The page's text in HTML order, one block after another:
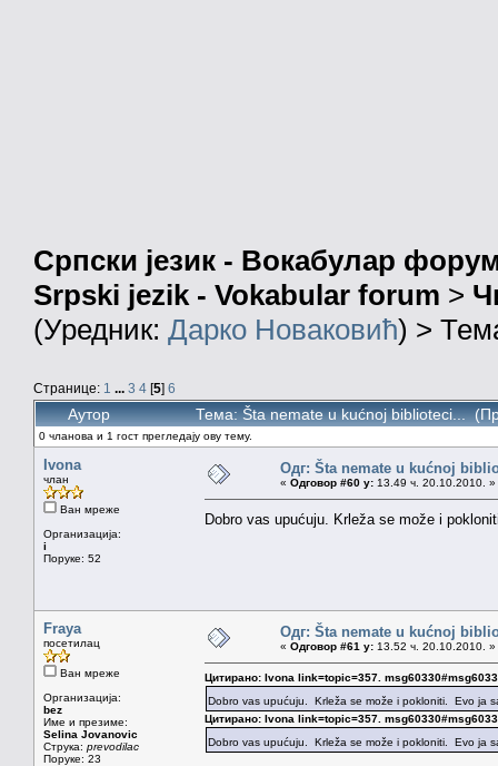
Српски језик - Вокабулар
Srpski jezik - Vokabular forum >
(Уредник: Дарко Новаковић) >
Странице: 1 ... 3 4 [5] 6
Аутор Тема: Šta nemate u kućnoj biblioteci...
0 чланова и 1 гост прегледају ову тему.
Ivona
члан
Ван мреже
Организација:
i
Поруке: 52
Одг: Šta nemate u kućnoj
« Одговор #60 у: 13.49 ч. 20.10.2010. »
Dobro vas upućuju. Krleža se može i
Fraya
посетилац
Ван мреже
Организација:
bez
Име и презиме:
Selina Jovanovic
Струка: prevodilac
Поруке: 23
Одг: Šta nemate u kućnoj
« Одговор #61 у: 13.52 ч. 20.10.2010. »
Цитирано: Ivona link=topic=357.
Dobro vas upućuju. Krleža se može i pokloniti. Evo ja
Цитирано: Ivona link=topic=357.
Dobro vas upućuju. Krleža se može i pokloniti. Evo ja